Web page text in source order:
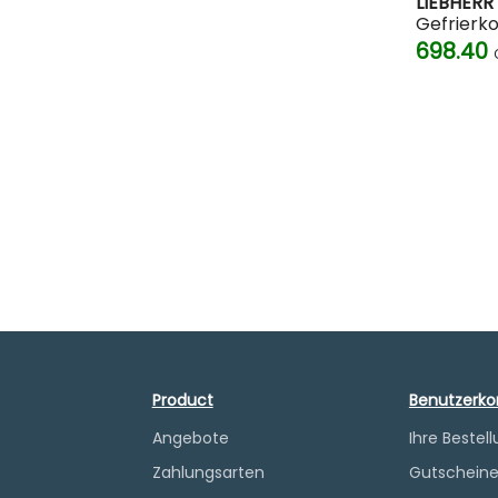
698.40
Product
Angebote
Zahlungsarten
Ihre
Gutscheine